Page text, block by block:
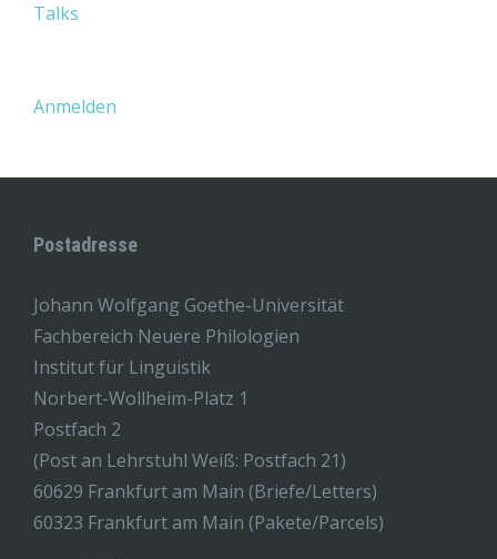
Talks
Anmelden
Postadresse
Johann Wolfgang Goethe-Universität
Fachbereich Neuere Philologien
Institut für Linguistik
Norbert-Wollheim-Platz 1
Postfach 2
(Post an Lehrstuhl Weiß: Postfach 21)
60629 Frankfurt am Main (Briefe/Letters)
60323 Frankfurt am Main (Pakete/Parcels)